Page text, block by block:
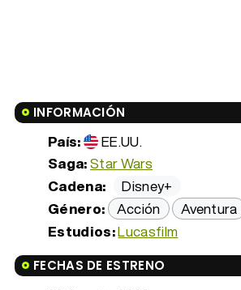
INFORMACIÓN
País:
EE.UU.
Saga:Star Wars
Cadena:
Disney+
Género: Acción Aventura
Estudios:Lucasfilm
FECHAS DE ESTRENO